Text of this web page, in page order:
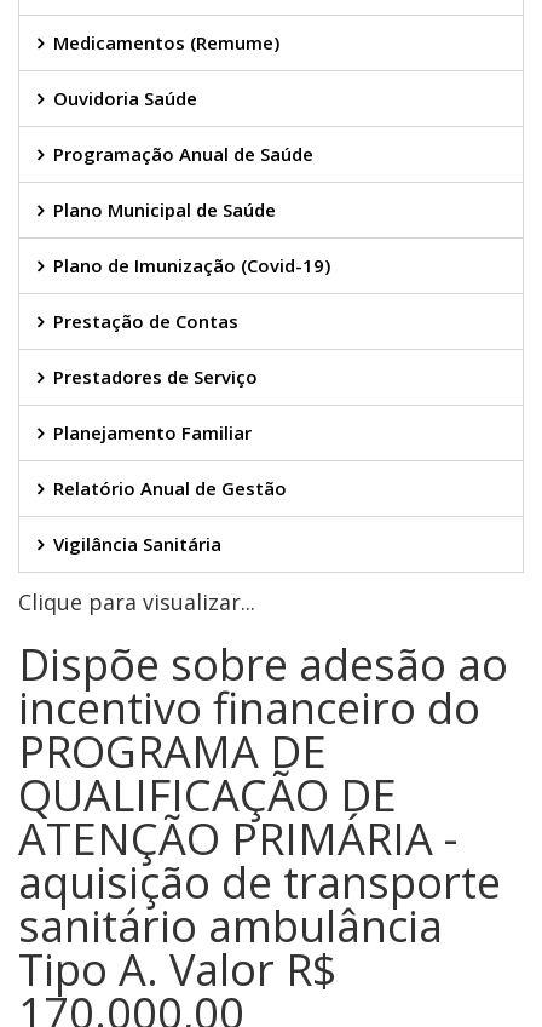
Medicamentos (Remume)
Ouvidoria Saúde
Programação Anual de Saúde
Plano Municipal de Saúde
Plano de Imunização (Covid-19)
Prestação de Contas
Prestadores de Serviço
Planejamento Familiar
Relatório Anual de Gestão
Vigilância Sanitária
Clique para visualizar...
Dispõe sobre adesão ao
incentivo financeiro do
PROGRAMA DE
QUALIFICAÇÃO DE
ATENÇÃO PRIMÁRIA -
aquisição de transporte
sanitário ambulância
Tipo A. Valor R$
170.000,00